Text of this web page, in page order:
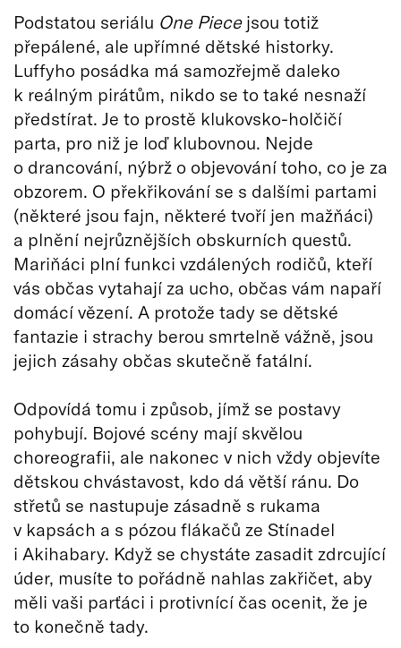
Podstatou seriálu One Piecejsou totiž
přepálené, ale upřímné dětské historky.
Luffyho posádka má samozřejmě daleko
k reálným pirátům, nikdo se to také nesnaží
předstírat. Je to prostě klukovsko-holčičí
parta, pro niž je loď klubovnou. Nejde
o drancování, nýbrž o objevování toho, co je za
obzorem. O překřikování se s dalšími partami
(některé jsou fajn, některé tvoří jen mažňáci)
a plnění nejrůznějších obskurních questů.
Mariňáci plní funkci vzdálených rodičů, kteří
vás občas vytahají za ucho, občas vám napaří
domácí vězení. A protože tady se dětské
fantazie i strachy berou smrtelně vážně, jsou
jejich zásahy občas skutečně fatální.
Odpovídá tomu i způsob, jímž se postavy
pohybují. Bojové scény mají skvělou
choreografii, ale nakonec v nich vždy objevíte
dětskou chvástavost, kdo dá větší ránu. Do
střetů se nastupuje zásadně s rukama
v kapsách a s pózou flákačů ze Stínadel
i Akihabary. Když se chystáte zasadit zdrcující
úder, musíte to pořádně nahlas zakřičet, aby
měli vaši parťáci i protivnící čas ocenit, že je
to konečně tady.